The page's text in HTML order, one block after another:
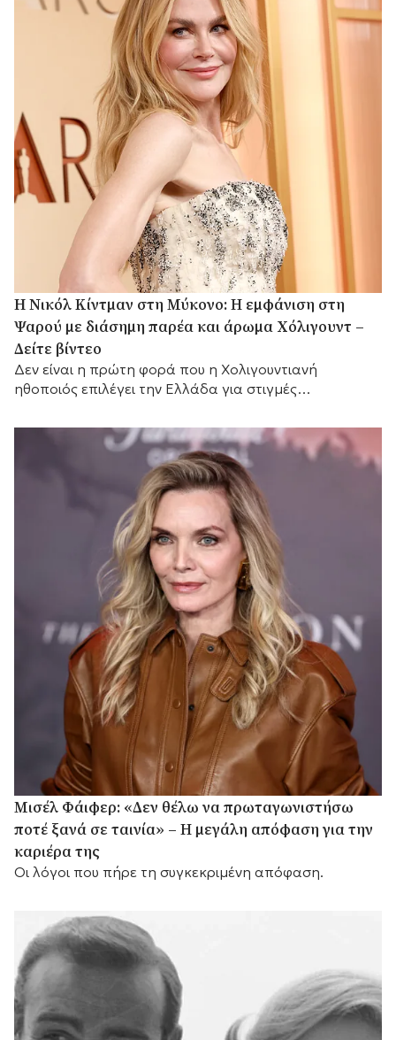
H Νικόλ Κίντμαν στη Μύκονο: Η εμφάνιση στη
Ψαρού με διάσημη παρέα και άρωμα Χόλιγουντ –
Δείτε βίντεο
Δεν είναι η πρώτη φορά που η Χολιγουντιανή
ηθοποιός επιλέγει την Ελλάδα για στιγμές
Μισέλ Φάιφερ: «Δεν θέλω να πρωταγωνιστήσω
ποτέ ξανά σε ταινία» – Η μεγάλη απόφαση για την
καριέρα της
Οι λόγοι που πήρε τη συγκεκριμένη απόφαση.